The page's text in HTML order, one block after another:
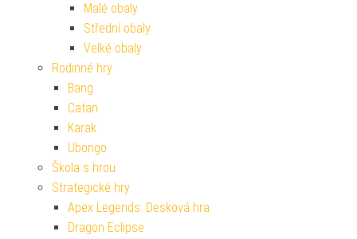
Malé obaly
Střední obaly
Velké obaly
Rodinné hry
Bang
Catan
Karak
Ubongo
Škola s hrou
Strategické hry
Apex Legends: Desková hra
Dragon Eclipse